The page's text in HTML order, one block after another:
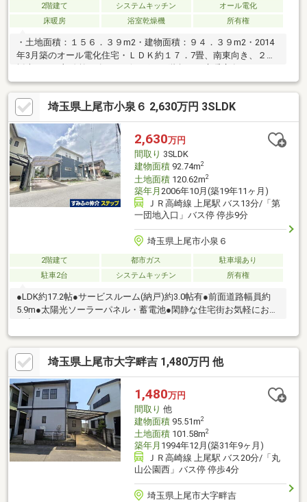
2階建て システムキッチン
オール電化
床暖房
浴室乾燥機 所有権
・土地面積：１５６．３９m2・建物面積：９４．３９m2・2014
年3月築のオール電化住宅・ＬＤＫ約１７．7畳、南東向き、２面
採光 一部吹抜け有、リビングイン階段 床暖房有（LDの一
部）・壁付キッチン：IHクッキングヒーター 食洗機有、浄水
器一体型水栓 造付カップボード、勝手口有・給湯器：エコキ
ュート・浴室：1616サイズ、浴室換気乾燥機・トイレ：温水洗浄
便座（１階２階共）・収納：全居室収納有、階段下収納、床下収
納 ウォークインクローゼット２ケ所・モニター付インターホ
ン・カースペース５台駐車可※車種、サイズによる
埼玉県上尾市小泉６ 2,630万円 3SLDK
2,630万円
間取り 3SLDK
建物面積92.74m2
土地面積120.62m2
築年月 2006年10月(築19年11ヶ月)
ＪＲ高崎線 上尾駅 バス13分/「第
一団地入口」バス停 停歩9分
埼玉県上尾市小泉６
2階建て 都市ガス
駐車場あり
駐車2台
システムキッチン 所有権
●LDK約17.2帖●サービスルーム(納戸)約3.0帖有●前面道路幅員約
5.9m●太陽光ソーラーパネル・蓄電池●閑静な住宅街お気軽にお問
埼玉県上尾市大字畔吉 1,480万円 他
1,480万円
間取り 他
建物面積95.51m2
土地面積101.58m2
築年月 1994年12月(築31年9ヶ月)
ＪＲ高崎線 上尾駅 バス20分/「丸
山公園西」バス停 停歩4分
埼玉県上尾市大字畔吉